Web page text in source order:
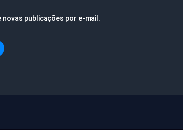
publicações por e-mail.